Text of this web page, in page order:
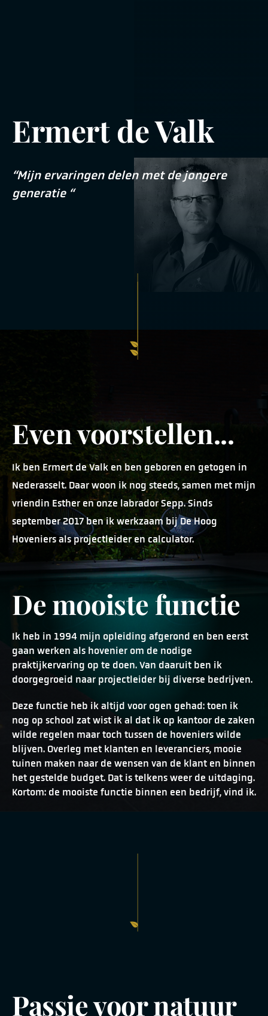
Ermert de Valk
“Mijn ervaringen delen met de jongere
generatie “
Even voorstellen...
Ik ben Ermert de Valk en ben geboren en getogen in
Nederasselt. Daar woon ik nog steeds, samen met mijn
vriendin Esther en onze labrador Sepp. Sinds
september 2017 ben ik werkzaam bij De Hoog
Hoveniers als projectleider en calculator.
De mooiste functie
Ik heb in 1994 mijn opleiding afgerond en ben eerst
gaan werken als hovenier om de nodige
praktijkervaring op te doen. Van daaruit ben ik
doorgegroeid naar projectleider bij diverse bedrijven.
Deze functie heb ik altijd voor ogen gehad: toen ik
nog op school zat wist ik al dat ik op kantoor de zaken
wilde regelen maar toch tussen de hoveniers wilde
blijven. Overleg met klanten en leveranciers, mooie
tuinen maken naar de wensen van de klant en binnen
het gestelde budget. Dat is telkens weer de uitdaging.
Kortom: de mooiste functie binnen een bedrijf, vind ik.
Passie voor natuur